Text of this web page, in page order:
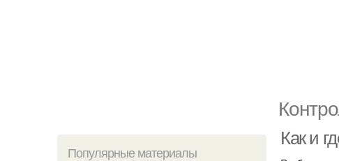
Популярные материалы
Как и